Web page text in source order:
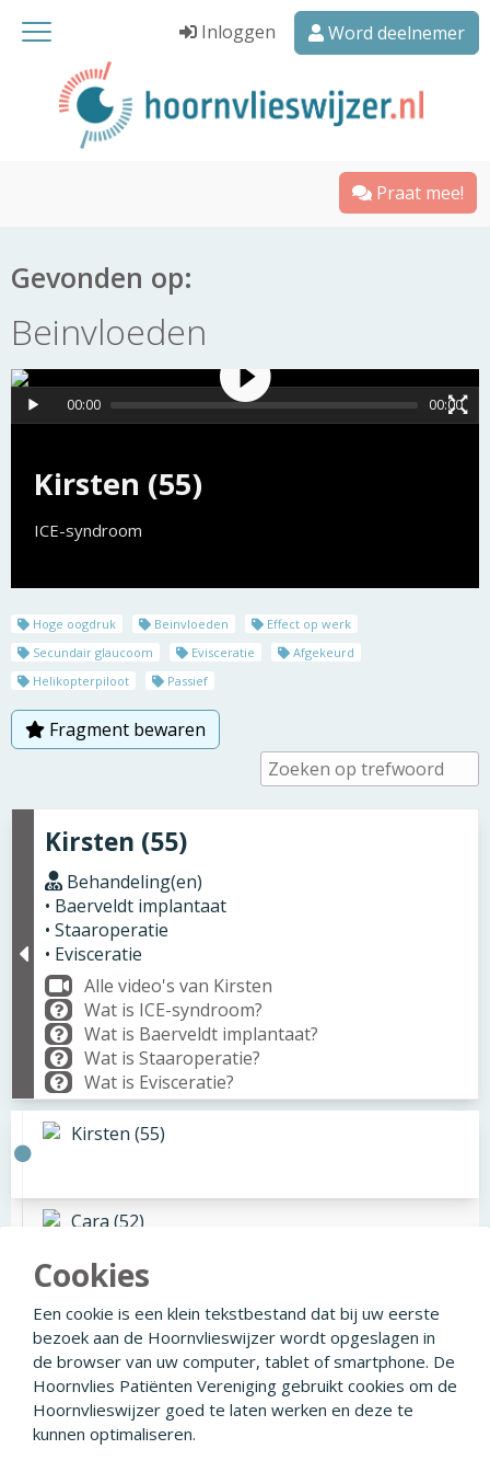
Inloggen Word deelnemer
Praat mee!
Gevonden op:
Beinvloeden
Kirsten (55)
ICE-syndroom
00:00 00:00
Hoge oogdruk Beinvloeden
Effect op werk
Secundair glaucoom
Evisceratie
Afgekeurd
Helikopterpiloot
Passief
Fragment bewaren
Kirsten (55)
Behandeling(en)
• Baerveldt implantaat
• Staaroperatie
• Evisceratie
Alle video's van Kirsten
Wat is ICE-syndroom?
Wat is Baerveldt implantaat?
Wat is Staaroperatie?
Wat is Evisceratie?
Kirsten (55)
Cara (52)
© 2026 Facebook Linkedin Privacyverklaring
Cookies
Een cookie is een klein tekstbestand dat bij uw eerste
bezoek aan de Hoornvlieswijzer wordt opgeslagen in
de browser van uw computer, tablet of smartphone. De
Hoornvlies Patiënten Vereniging gebruikt cookies om de
Hoornvlieswijzer goed te laten werken en deze te
kunnen optimaliseren.